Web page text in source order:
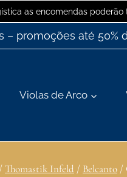
as encomendas
– promoções até
Violas de Arco
/Thomastik Infeld / Belcanto /